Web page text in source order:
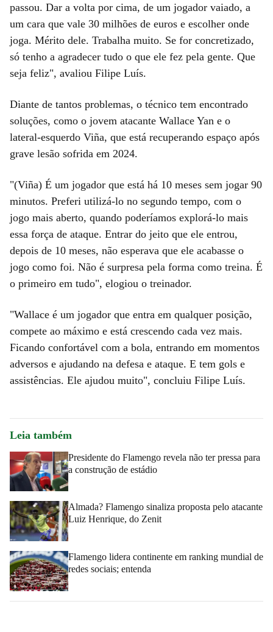
passou. Dar a volta por cima, de um jogador vaiado, a
um cara que vale 30 milhões de euros e escolher onde
joga. Mérito dele. Trabalha muito. Se for concretizado,
só tenho a agradecer tudo o que ele fez pela gente. Que
seja feliz", avaliou Filipe Luís.
Diante de tantos problemas, o técnico tem encontrado
soluções, como o jovem atacante Wallace Yan e o
lateral-esquerdo Viña, que está recuperando espaço após
grave lesão sofrida em 2024.
"(Viña) É um jogador que está há 10 meses sem jogar 90
minutos. Preferi utilizá-lo no segundo tempo, com o
jogo mais aberto, quando poderíamos explorá-lo mais
essa força de ataque. Entrar do jeito que ele entrou,
depois de 10 meses, não esperava que ele acabasse o
jogo como foi. Não é surpresa pela forma como treina. É
o primeiro em tudo", elogiou o treinador.
"Wallace é um jogador que entra em qualquer posição,
compete ao máximo e está crescendo cada vez mais.
Ficando confortável com a bola, entrando em momentos
adversos e ajudando na defesa e ataque. E tem gols e
assistências. Ele ajudou muito", concluiu Filipe Luís.
Leia também
Presidente do Flamengo revela não ter pressa para
a construção de estádio
Almada? Flamengo sinaliza proposta pelo atacante
Luiz Henrique, do Zenit
Flamengo lidera continente em ranking mundial de
redes sociais; entenda